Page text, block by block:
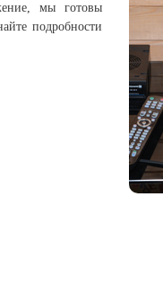
мы готовы
подробности